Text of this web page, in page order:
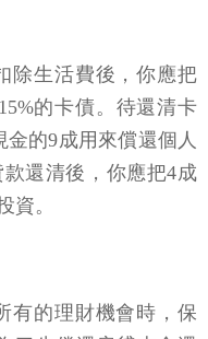
除生活費後，你應把
的卡債。待還清卡
的9成用來償還個人
還清後，你應把4成
資。
有的理財機會時，保